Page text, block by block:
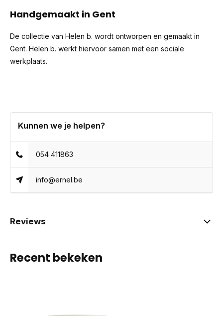
Handgemaakt in Gent
De collectie van Helen b. wordt ontworpen en gemaakt in
Gent. Helen b. werkt hiervoor samen met een sociale
werkplaats.
Kunnen we je helpen?
054 411863
info@ernel.be
Reviews
Recent bekeken